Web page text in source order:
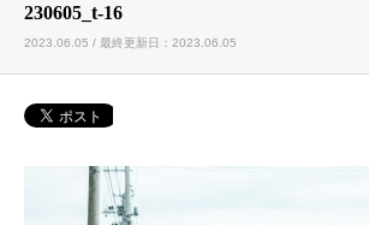
230605_t-16
2023.06.05 / 最終更新日：2023.06.05